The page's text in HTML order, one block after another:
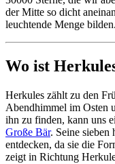
der Mitte so dicht
leuchtende Menge bilden.
Wo ist
Herkules zählt zu den
Abendhimmel im Osten
ihn zu finden, kann uns
Große Bär. Seine sieben
entdecken, da sie die
zeigt in Richtung